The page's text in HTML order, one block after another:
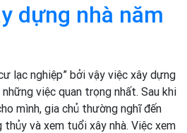
dựng nhà năm
lạc nghiệp” bởi vậy việc xây dựng
việc quan trọng nhất. Sau khi
mình, gia chủ thường nghĩ đến
và xem tuổi xây nhà. Việc xem